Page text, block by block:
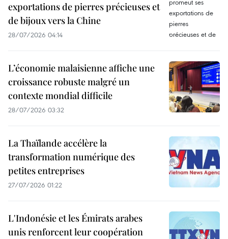
exportations de pierres précieuses et
de bijoux vers la Chine
28/07/2026 04:14
L’économie malaisienne affiche une
croissance robuste malgré un
contexte mondial difficile
28/07/2026 03:32
La Thaïlande accélère la
transformation numérique des
petites entreprises
27/07/2026 01:22
L'Indonésie et les Émirats arabes
unis renforcent leur coopération